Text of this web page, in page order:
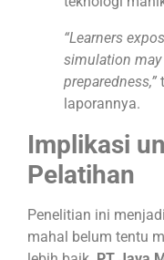
“Learners
simulation
preparedness,”
laporannya.
Implikasi
Pelatihan
Penelitian ini
mahal belum tentu